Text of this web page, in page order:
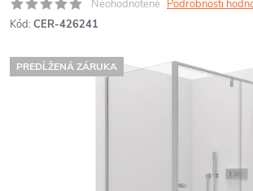
Neohodnotené Podrobnosti
Kód: CER-426241
PREDĹŽENÁ ZÁRUKA